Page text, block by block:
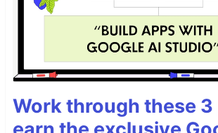
Work through these